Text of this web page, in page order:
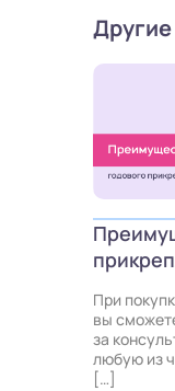
При
вы
за
любую из
[…]